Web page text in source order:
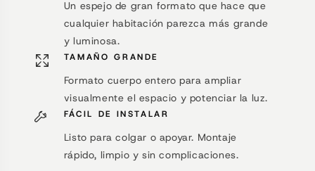
Un espejo de gran formato que hace que
cualquier habitación parezca más grande
y luminosa.
TAMAÑO GRANDE
Formato cuerpo entero para ampliar
visualmente el espacio y potenciar la luz.
FÁCIL DE INSTALAR
Listo para colgar o apoyar. Montaje
rápido, limpio y sin complicaciones.